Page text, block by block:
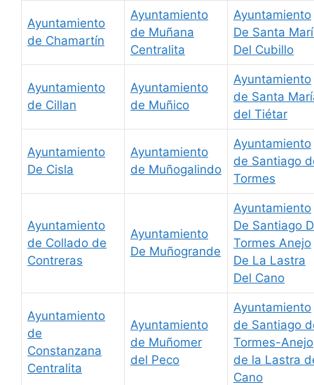
Ayuntamiento
de Chamartín
Ayuntamiento
de Muñana
Centralita
Ayuntamiento
De Santa
Del Cubillo
Ayuntamiento
de Cillan
Ayuntamiento
de Muñico
Ayuntamiento
de Santa
del Tiétar
Ayuntamiento
De Cisla
Ayuntamiento
de Muñogalindo
Ayuntamiento
de Santiago
Tormes
Ayuntamiento
de Collado de
Contreras
Ayuntamiento
De Muñogrande
Ayuntamiento
De Santiago
Tormes Anejo
De La Lastra
Del Cano
Ayuntamiento
de
Constanzana
Centralita
Ayuntamiento
de Muñomer
del Peco
Ayuntamiento
de Santiago
Tormes-Anejo
de la Lastra
Cano